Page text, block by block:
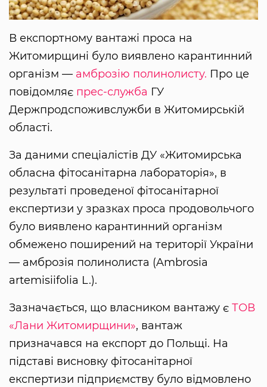
В експортному вантажі проса на
Житомирщині було виявлено карантинний
організм — амброзію полинолисту. Про це
повідомляє прес-служба ГУ
Держпродспоживслужби в Житомирській
області.
За даними спеціалістів ДУ «Житомирська
обласна фітосанітарна лабораторія», в
результаті проведеної фітосанітарної
експертизи у зразках проса продовольчого
було виявлено карантинний організм
обмежено поширений на території України
— амброзія полинолиста (Ambrosia
artemisiifolia L.).
Зазначається, що власником вантажу є ТОВ
«Лани Житомирщини», вантаж
призначався на експорт до Польщі. На
підставі висновку фітосанітарної
експертизи підприємству було відмовлено